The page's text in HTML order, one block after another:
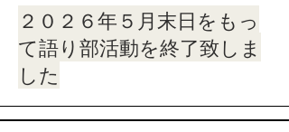
​２０２６年５月末日をもっ
て語り部活動を終了致しま
した